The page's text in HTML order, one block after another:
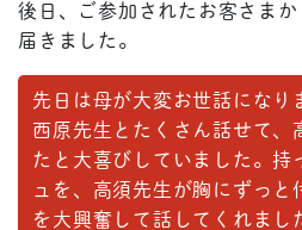
後日、ご参加されたお客さま
届きました。
先日は母が大変お世話になり
西原先生とたくさん話せて、
たと大喜びしていました。持
ュを、高須先生が胸にずっと
を大興奮して話してくれまし